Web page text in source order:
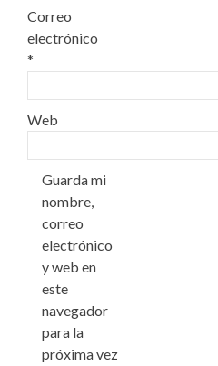
Correo
electrónico
*
Web
Guarda mi
nombre,
correo
electrónico
y web en
este
navegador
para la
próxima vez